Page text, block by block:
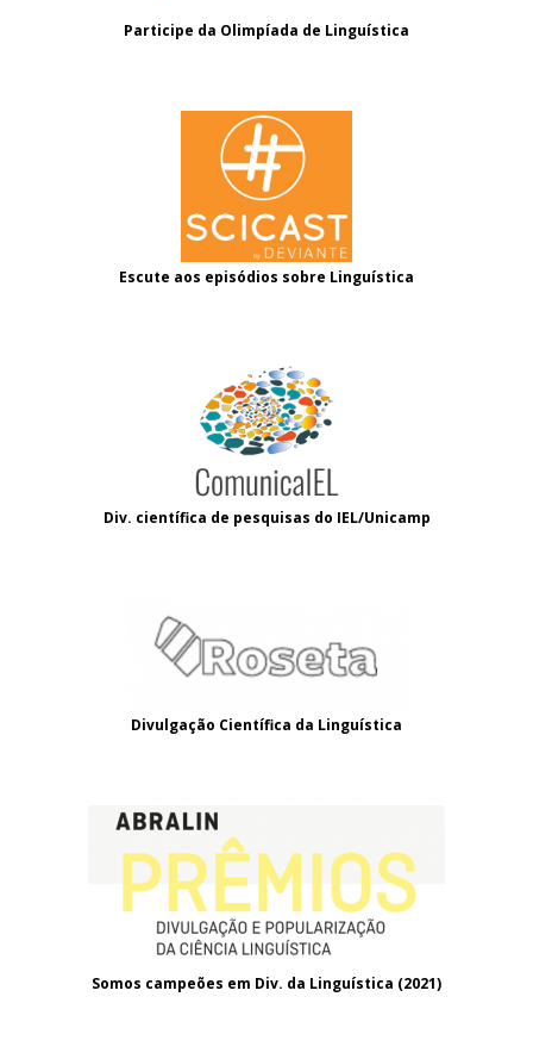
Participe da Olimpíada de Linguística
Escute aos episódios sobre Linguística
Div. científica de pesquisas do IEL/Unicamp
Divulgação Científica da Linguística
Somos campeões em Div. da Linguística (2021)